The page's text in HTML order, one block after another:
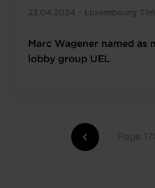
23.04.2024 - Luxembourg
Marc Wagener named as
lobby group UEL
Page